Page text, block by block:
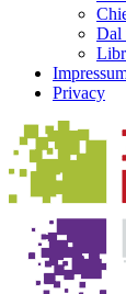
Dal
Privacy